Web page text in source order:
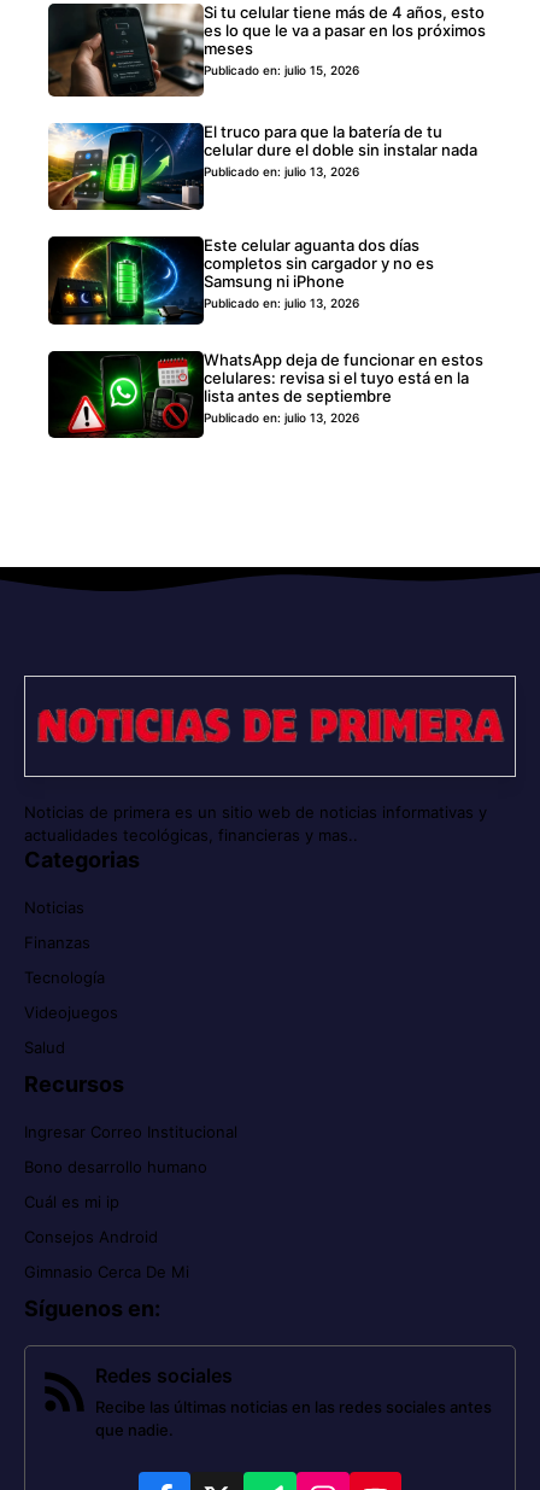
Si tu celular tiene más de 4 años, esto
es lo que le va a pasar en los próximos
meses
Publicado en: julio 15, 2026
El truco para que la batería de tu
celular dure el doble sin instalar nada
Publicado en: julio 13, 2026
Este celular aguanta dos días
completos sin cargador y no es
Samsung ni iPhone
Publicado en: julio 13, 2026
WhatsApp deja de funcionar en estos
celulares: revisa si el tuyo está en la
lista antes de septiembre
Publicado en: julio 13, 2026
Noticias de primera es un sitio web de noticias informativas y
actualidades tecológicas, financieras y mas..
Categorias
Noticias
Finanzas
Tecnología
Videojuegos
Salud
Recursos
Ingresar Correo Institucional
Bono desarrollo humano
Cuál es mi ip
Consejos Android
Gimnasio Cerca De Mi
Síguenos en:
Redes sociales
Recibe las últimas noticias en las redes sociales antes
que nadie.